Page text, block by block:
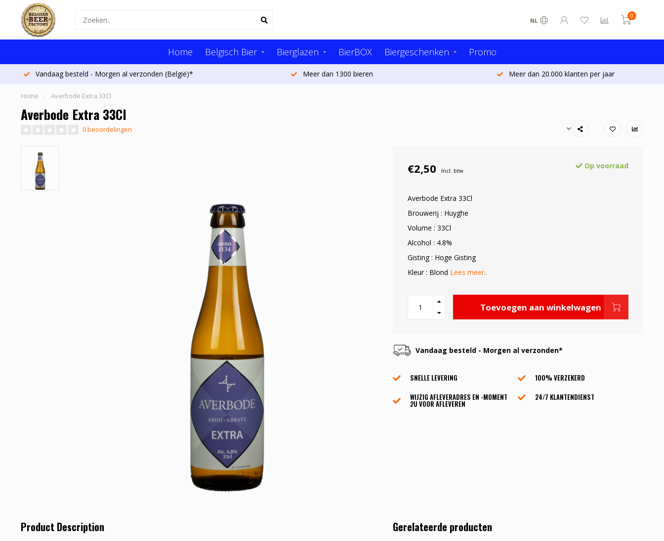
NL
0
Home Belgisch Bier Bierglazen BierBOX Biergeschenken Promo
Vandaag besteld - Morgen al verzonden (België)* Meer dan 1300 bieren Meer dan 20.000 klanten per jaar
Home / Averbode Extra 33Cl
Averbode Extra 33Cl
0 beoordelingen
€2,50 Incl. btw
Op voorraad
Averbode Extra 33Cl
Brouwerij : Huyghe
Volume : 33Cl
Alcohol : 4.8%
Gisting : Hoge Gisting
Kleur : Blond Lees meer..
Toevoegen aan winkelwagen
Vandaag besteld - Morgen al verzonden*
SNELLE LEVERING
100% VERZEKERD
WIJZIG AFLEVERADRES EN -MOMENT
2U VOOR AFLEVEREN
24/7 KLANTENDIENST
Product Description Gerelateerde producten